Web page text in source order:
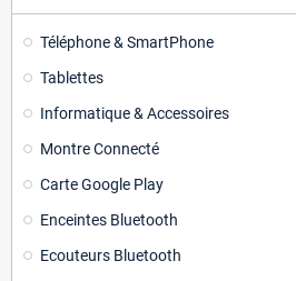
Téléphone & SmartPhone
Tablettes
Informatique & Accessoires
Montre Connecté
Carte Google Play
Enceintes Bluetooth
Ecouteurs Bluetooth